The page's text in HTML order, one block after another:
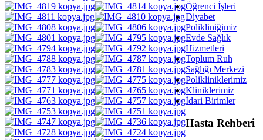
Öğrenci İşleri
Diyabet
Polikliniğimiz
Evde Sağlık
Hizmetleri
Toplum Ruh
Sağlığı Merkezi
Polikliniklerimiz
Kliniklerimiz
İdari Birimler
Hasta Rehberi